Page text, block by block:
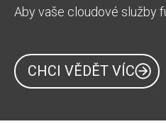
Aby vaše cloudové služby
CHCI VĚDĚT VÍC